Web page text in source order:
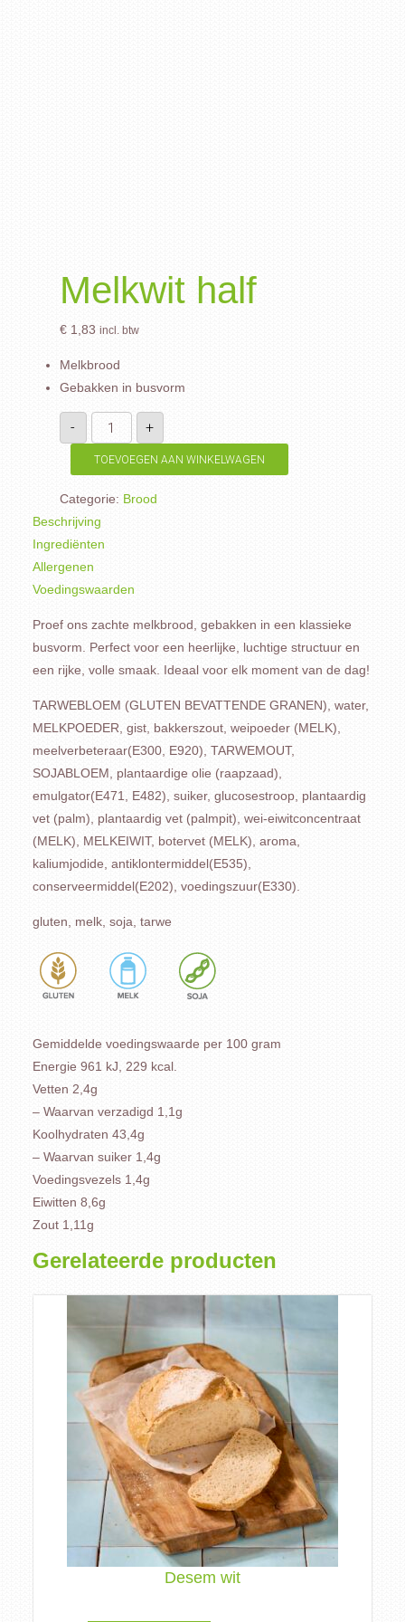
Melkwit half
€1,83 incl. btw
Melkbrood
Gebakken in busvorm
-
Melkwit
aantal
+
TOEVOEGEN AAN WINKELWAGEN
Categorie: Brood
Beschrijving
Ingrediënten
Allergenen
Voedingswaarden
Proef ons zachte melkbrood, gebakken in een klassieke
busvorm. Perfect voor een heerlijke, luchtige structuur en
een rijke, volle smaak. Ideaal voor elk moment van de dag!
TARWEBLOEM (GLUTEN BEVATTENDE GRANEN), water,
MELKPOEDER, gist, bakkerszout, weipoeder (MELK),
meelverbeteraar(E300, E920), TARWEMOUT,
SOJABLOEM, plantaardige olie (raapzaad),
emulgator(E471, E482), suiker, glucosestroop, plantaardig
vet (palm), plantaardig vet (palmpit), wei-eiwitconcentraat
(MELK), MELKEIWIT, botervet (MELK), aroma,
kaliumjodide, antiklontermiddel(E535),
conserveermiddel(E202), voedingszuur(E330).
gluten, melk, soja, tarwe
Gemiddelde voedingswaarde per 100 gram
Energie 961 kJ, 229 kcal.
Vetten 2,4g
– Waarvan verzadigd 1,1g
Koolhydraten 43,4g
– Waarvan suiker 1,4g
Voedingsvezels 1,4g
Eiwitten 8,6g
Zout 1,11g
Gerelateerde producten
Desem wit